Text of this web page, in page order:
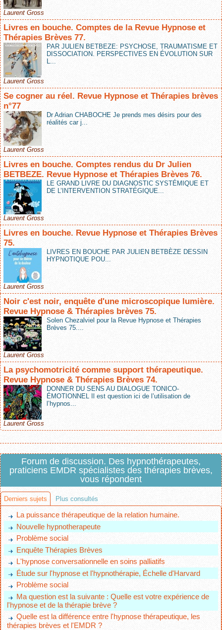
Laurent Gross
Livres en bouche. Comptes de la Revue Hypnose et
Thérapies Brèves 77.
PAR JULIEN BETBEZE: PSYCHOSE, TRAUMATISME ET
DISSOCIATION. PERSPECTIVES EN ÉVOLUTION SUR
L...
Laurent Gross
Se cogner au réel. Revue Hypnose et Thérapies brèves
n°77
Dr Adrian CHABOCHE Je prends mes désirs pour des
réalités car j...
Laurent Gross
Livres en bouche. Comptes rendus du Dr Julien
BETBEZE. Revue Hypnose et Thérapies Brèves 76.
LE GRAND LIVRE DU DIAGNOSTIC SYSTÉMIQUE ET
DE L’INTERVENTION STRATÉGIQUE...
Laurent Gross
Livres en bouche. Revue Hypnose et Thérapies Brèves
75.
LIVRES EN BOUCHE PAR JULIEN BETBÈZE DESSIN
HYPNOTIQUE POU...
Laurent Gross
Noir c'est noir, enquête d'une microscopique lumière.
Revue Hypnose & Thérapies brèves 75.
Solen Chezalviel pour la Revue Hypnose et Thérapies
Brèves 75....
Laurent Gross
La psychomotricité comme support thérapeutique.
Revue Hypnose & Thérapies Brèves 74.
DONNER DU SENS AU DIALOGUE TONICO-
ÉMOTIONNEL Il est question ici de l’utilisation de
l’hypnos...
Laurent Gross
Forum de discussion. Des hypnothérapeutes,
praticiens EMDR spécialistes des thérapies brèves,
vous répondent
Derniers sujets Plus consultés
La puissance thérapeutique de la relation humaine.
Nouvelle hypnotherapeute
Problème social
Enquête Thérapies Brèves
L'hypnose conversationnelle en soins palliatifs
Étude sur l'hypnose et l'hypnothérapie, Échelle d'Harvard
Problème social
Ma question est la suivante : Quelle est votre expérience de
l'hypnose et de la thérapie brève ?
Quelle est la différence entre l'hypnose thérapeutique, les
thérapies brèves et l'EMDR ?